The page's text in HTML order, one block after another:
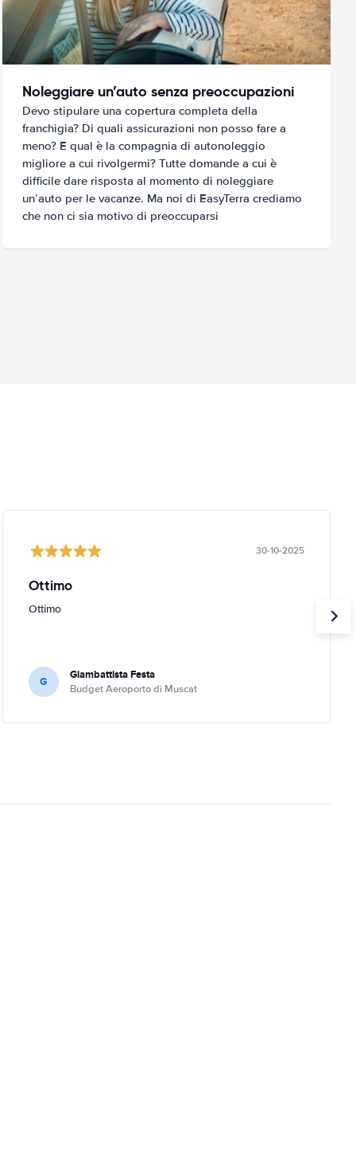
Noleggiare un’auto senza preoccupazioni
Devo stipulare una copertura completa della
franchigia? Di quali assicurazioni non posso fare a
meno? E qual è la compagnia di autonoleggio
migliore a cui rivolgermi? Tutte domande a cui è
difficile dare risposta al momento di noleggiare
un’auto per le vacanze. Ma noi di EasyTerra crediamo
che non ci sia motivo di preoccuparsi
30-10-2025
Ottimo
Ottimo
G Giambattista Festa
Budget Aeroporto di Muscat